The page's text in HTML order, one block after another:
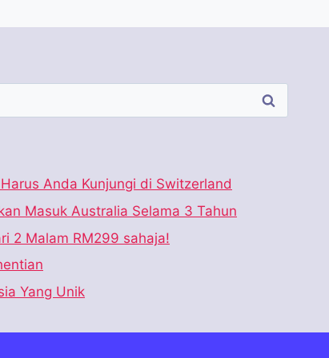
Anda Kunjungi di Switzerland
Masuk Australia Selama 3 Tahun
2 Malam RM299 sahaja!
Yang Unik